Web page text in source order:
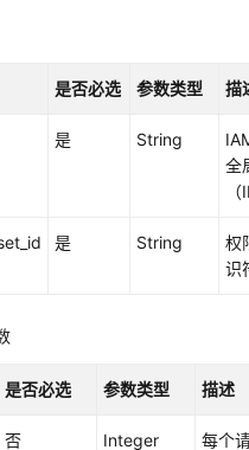
是否必选 参数类型 描
是 String
全
是 String
权
识
是否必选 参数类型 描述
否 Integer
每个